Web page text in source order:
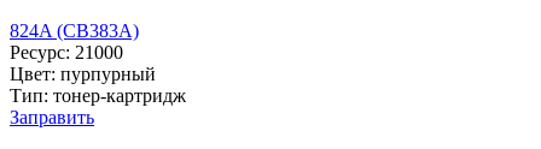
824A (CB383A)
Ресурс: 21000
Цвет: пурпурный
Тип: тонер-картридж
Заправить